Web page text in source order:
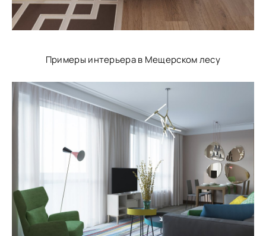
Примеры интерьера в Мещерском лесу